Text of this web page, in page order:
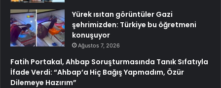
Yürek ısıtan görüntüler Gazi
şehrimizden: Türkiye bu öğretmeni
konuşuyor
Ağustos 7, 2026
Fatih Portakal, Ahbap Soruşturmasında Tanık Sıfatıyla
İfade Verdi: “Ahbap’a Hiç Bağış Yapmadım, Özür
Dilemeye Hazırım”